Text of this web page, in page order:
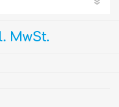
MwSt.